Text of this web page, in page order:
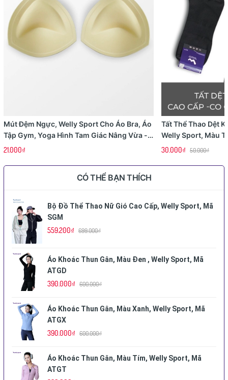
Mút Đệm Ngực, Welly Sport Cho Áo Bra, Áo
Tập Gym, Yoga Hình Tam Giác Nâng Vừa - 1
Cặp
21.000₫
Tất Thể Thao Dệt
Welly Sport, Màu
30.000₫
50.000₫
CÓ THỂ BẠN THÍCH
Bộ Đồ Thể Thao Nữ Gió Cao Cấp, Welly Sport, Mã
SGM
559.200₫ 699.000₫
Áo Khoác Thun Gân, Màu Đen , Welly Sport, Mã
ATGD
390.000₫ 600.000₫
Áo Khoác Thun Gân, Màu Xanh, Welly Sport, Mã
ATGX
390.000₫ 600.000₫
Áo Khoác Thun Gân, Màu Tím, Welly Sport, Mã
ATGT